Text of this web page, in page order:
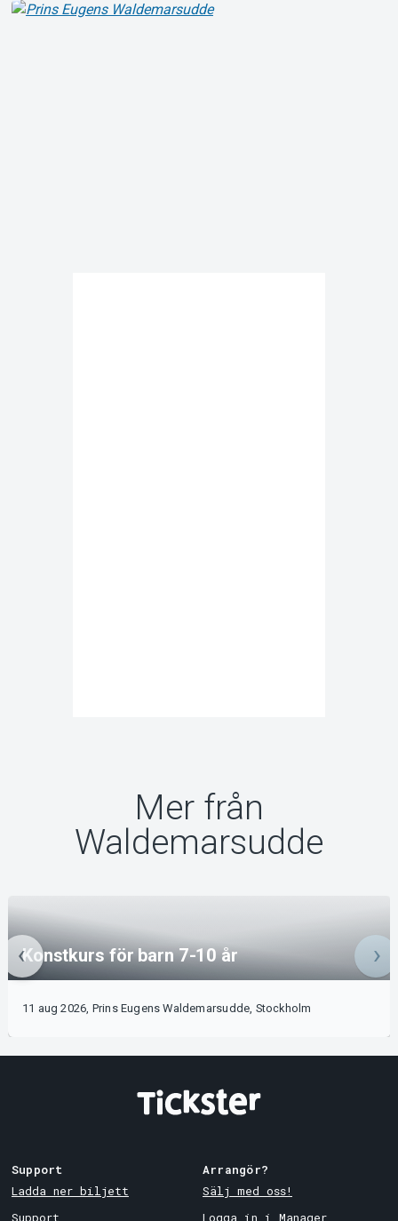
Mer från
Waldemarsudde
Konstkurs för barn 7-10 år
11 aug 2026, Prins Eugens Waldemarsudde, Stockholm
Support
Ladda ner biljett
Support
Arrangör?
Sälj med oss!
Logga in i Manager